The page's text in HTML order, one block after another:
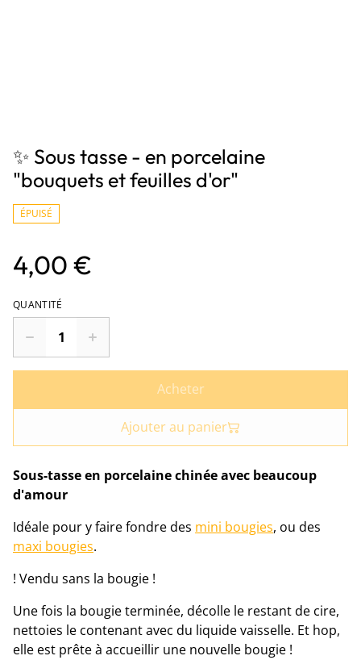
✨ Sous tasse - en porcelaine
"bouquets et feuilles d'or"
ÉPUISÉ
4,00 €
QUANTITÉ
Acheter
Ajouter au panier
Sous-tasse en porcelaine chinée avec beaucoup
d'amour
Idéale pour y faire fondre des mini bougies, ou des
maxi bougies.
! Vendu sans la bougie !
Une fois la bougie terminée, décolle le restant de cire,
nettoies le contenant avec du liquide vaisselle. Et hop,
elle est prête à accueillir une nouvelle bougie !